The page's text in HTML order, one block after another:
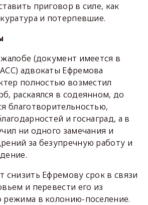
приговор в силе, как
и потерпевшие.
(документ имеется в
адвокаты Ефремова
полностью возместил
раскаялся в содеянном, до
благотворительностью,
и госнаград, а в
ни одного замечания и
за безупречную работу и
снизить Ефремову срок в связи
и перевести его из
режима в колонию-поселение.